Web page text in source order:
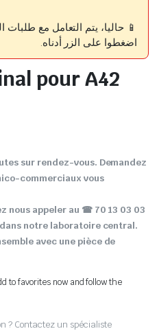
📱 حاليا، يتم التعامل مع
اضغطوا على الزر أدناه.
pour A42
sur rendez-vous. Demandez
commerciaux vous
nous appeler au ☎ 70 13 03 03
notre laboratoire central.
avec une pièce de
to favorites now and follow the
? Contactez un spécialiste